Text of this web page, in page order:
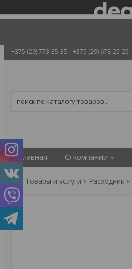
+375 (29) 773-35-35 +375 (29) 678-25-25
Главная О компании
Товары и услуги Расходник